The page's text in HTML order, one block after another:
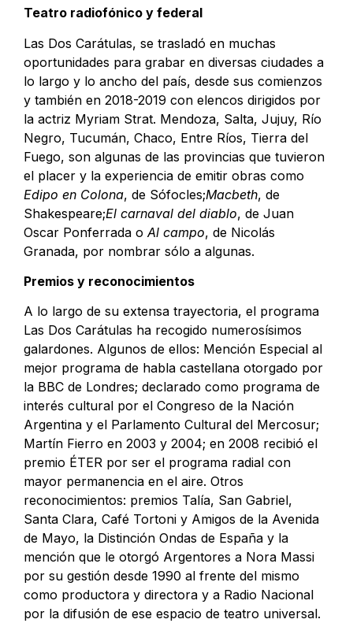
Teatro radiofónico y federal
Las Dos Carátulas, se trasladó en muchas
oportunidades para grabar en diversas ciudades a
lo largo y lo ancho del país, desde sus comienzos
y también en 2018-2019 con elencos dirigidos por
la actriz Myriam Strat. Mendoza, Salta, Jujuy, Río
Negro, Tucumán, Chaco, Entre Ríos, Tierra del
Fuego, son algunas de las provincias que tuvieron
el placer y la experiencia de emitir obras como
Edipo en Colona, de Sófocles;Macbeth, de
Shakespeare;El carnaval del diablo, de Juan
Oscar Ponferrada o Al campo, de Nicolás
Granada, por nombrar sólo a algunas.
Premios y reconocimientos
A lo largo de su extensa trayectoria, el programa
Las Dos Carátulas ha recogido numerosísimos
galardones. Algunos de ellos: Mención Especial al
mejor programa de habla castellana otorgado por
la BBC de Londres; declarado como programa de
interés cultural por el Congreso de la Nación
Argentina y el Parlamento Cultural del Mercosur;
Martín Fierro en 2003 y 2004; en 2008 recibió el
premio ÉTER por ser el programa radial con
mayor permanencia en el aire. Otros
reconocimientos: premios Talía, San Gabriel,
Santa Clara, Café Tortoni y Amigos de la Avenida
de Mayo, la Distinción Ondas de España y la
mención que le otorgó Argentores a Nora Massi
por su gestión desde 1990 al frente del mismo
como productora y directora y a Radio Nacional
por la difusión de ese espacio de teatro universal.